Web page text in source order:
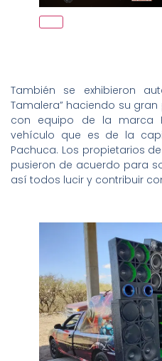
También se exhibieron
Tamalera” haciendo su
con equipo de la marca
vehículo que es de la
Pachuca. Los propietarios
pusieron de acuerdo para
así todos lucir y contribuir